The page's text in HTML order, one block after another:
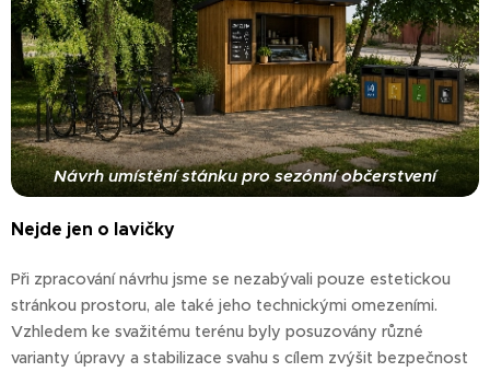
Návrh umístění stánku pro sezónní občerstvení
Nejde jen o lavičky
Při zpracování návrhu jsme se nezabývali pouze estetickou
stránkou prostoru, ale také jeho technickými omezeními.
Vzhledem ke svažitému terénu byly posuzovány různé
varianty úpravy a stabilizace svahu s cílem zvýšit bezpečnost